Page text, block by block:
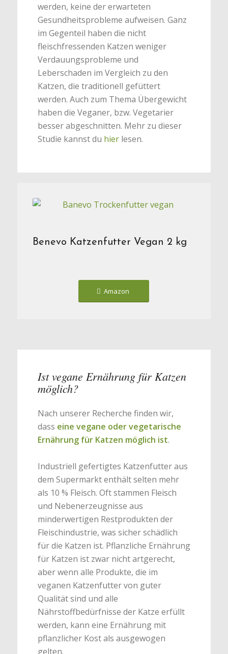
werden, keine der erwarteten
Gesundheitsprobleme aufweisen. Ganz
im Gegenteil haben die nicht
fleischfressenden Katzen weniger
Verdauungsprobleme und
Leberschaden im Vergleich zu den
Katzen, die traditionell gefüttert
werden. Auch zum Thema Übergewicht
haben die Veganer, bzw. Vegetarier
besser abgeschnitten. Mehr zu dieser
Studie kannst du hierlesen.
Benevo Katzenfutter Vegan 2 kg
Amazon
Ist vegane Ernährung für Katzen
möglich?
Nach unserer Recherche finden wir,
dass eine vegane oder vegetarische
Ernährung für Katzen möglich ist.
Industriell gefertigtes Katzenfutter aus
dem Supermarkt enthält selten mehr
als 10 % Fleisch. Oft stammen Fleisch
und Nebenerzeugnisse aus
minderwertigen Restprodukten der
Fleischindustrie, was sicher schädlich
für die Katzen ist. Pflanzliche Ernährung
für Katzen ist zwar nicht artgerecht,
aber wenn alle Produkte, die im
veganen Katzenfutter von guter
Qualität sind und alle
Nährstoffbedürfnisse der Katze erfüllt
werden, kann eine Ernährung mit
pflanzlicher Kost als ausgewogen
gelten.